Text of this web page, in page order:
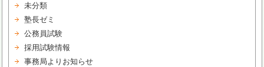
未分類
塾長ゼミ
公務員試験
採用試験情報
事務局よりお知らせ